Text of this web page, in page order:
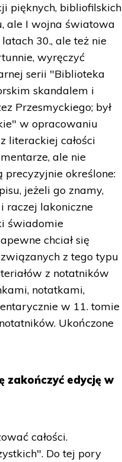
pięknych, bibliofilskich
ale I wojna światowa
30., ale też nie
wyręczyć
serii "Biblioteka
skandalem i
Przesmyckiego; był
w opracowaniu
literackiej całości
ale nie
określone:
jeżeli go znamy,
raczej lakoniczne
świadomie
chciał się
z tego typu
z notatników
notatkami,
w 11. tomie
Ukończone
zakończyć edycję w
całości.
Do tej pory